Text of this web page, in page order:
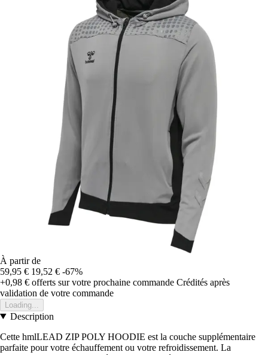
À partir de
59,95 € 19,52 € -67%
+0,98 € offerts sur votre prochaine commande Crédités après
validation de votre commande
Loading...
Description
Cette hmlLEAD ZIP POLY HOODIE est la couche supplémentaire
parfaite pour votre échauffement ou votre refroidissement. La